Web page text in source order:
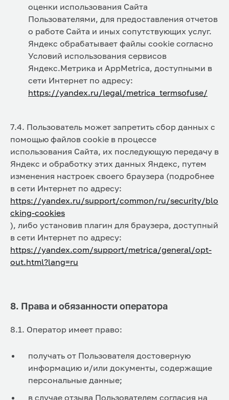
оценки использования Сайта
Пользователями, для предоставления отчетов
о работе Сайта и иных сопутствующих услуг.
Яндекс обрабатывает файлы cookie согласно
Условий использования сервисов
Яндекс.Метрика и AppMetrica, доступными в
сети Интернет по адресу:
https://yandex.ru/legal/metrica_termsofuse/
7.4. Пользователь может запретить сбор данных с
помощью файлов cookie в процессе
использования Сайта, их последующую передачу в
Яндекс и обработку этих данных Яндекс, путем
изменения настроек своего браузера (подробнее
в сети Интернет по адресу:
https://yandex.ru/support/common/ru/security/blo
cking-cookies
), либо установив плагин для браузера, доступный
в сети Интернет по адресу:
https://yandex.com/support/metrica/general/opt-
out.html?lang=ru
8. Права и обязанности оператора
8.1. Оператор имеет право:
получать от Пользователя достоверную
информацию и/или документы, содержащие
персональные данные;
в случае отзыва Пользователем согласия на